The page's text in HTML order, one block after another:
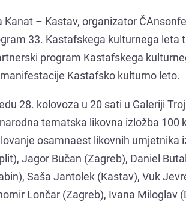
– Kastav, organizator
33. Kastafskega kulturnega leta
program Kastafskega
Kastafsko kulturno leto.
28. kolovoza u 20 sati u Galeriji
tematska likovna izložba 100
osamnaest likovnih umjetnika
Jagor Bučan (Zagreb), Daniel
Saša Jantolek (Kastav), Vuk
Lončar (Zagreb), Ivana Miloglav